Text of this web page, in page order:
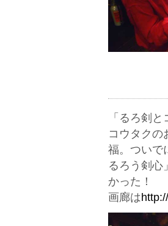
「るろ剣
コウタクの
福。ついで
るろう剣心
かった！
画廊は